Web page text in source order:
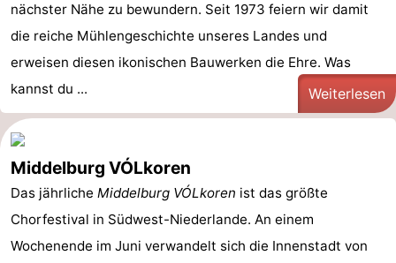
nächster Nähe zu bewundern. Seit 1973 feiern wir damit
die reiche Mühlengeschichte unseres Landes und
erweisen diesen ikonischen Bauwerken die Ehre. Was
kannst du ...
Weiterlesen
Middelburg VÓLkoren
Das jährliche Middelburg VÓLkoren ist das größte
Chorfestival in Südwest-Niederlande. An einem
Wochenende im Juni verwandelt sich die Innenstadt von